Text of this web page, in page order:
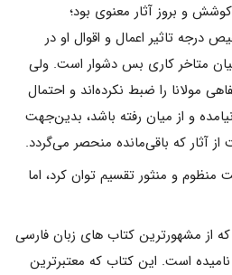
و بروز آثار معنوی بود؛
تاثیر اعمال و اقوال او در
متاخر کاری بس دشوار است. ولی
مولانا را ضبط نکرده‌اند و احتمال
و از میان رفته باشد، بدین‌جهت
آثار که باقی‌مانده منحصر می‌گردد.
منظوم و منثور تقسیم توان کرد، اما
مشهورترین کتاب های زبان فارسی
است. این کتاب که معتبرترین